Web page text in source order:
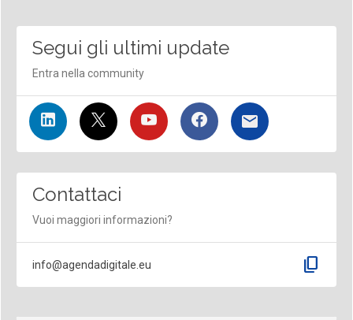
Segui gli ultimi update
Entra nella community
Contattaci
Vuoi maggiori informazioni?
info@agendadigitale.eu content_copy